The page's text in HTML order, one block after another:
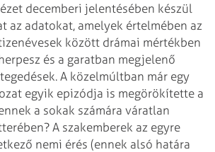
decemberi jelentésében készül
az adatokat, amelyek értelmében az
között drámai mértékben
és a garatban megjelenő
A közelmúltban már egy
egyik epizódja is megörökítette a
a sokak számára váratlan
A szakemberek az egyre
nemi érés (ennek alsó határa